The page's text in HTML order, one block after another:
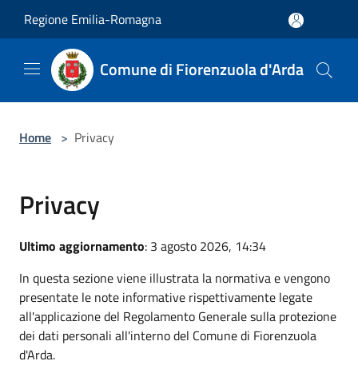
Regione Emilia-Romagna
Comune di Fiorenzuola d'Arda
Home > Privacy
Privacy
Ultimo aggiornamento: 3 agosto 2026, 14:34
In questa sezione viene illustrata la normativa e vengono
presentate le note informative rispettivamente legate
all'applicazione del Regolamento Generale sulla protezione
dei dati personali all'interno del Comune di Fiorenzuola
d'Arda.